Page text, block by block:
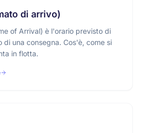
di arrivo)
of Arrival) è l'orario previsto di
di una consegna. Cos'è, come si
in flotta.